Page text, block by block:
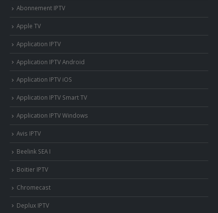
Abonnement IPTV
Apple TV
Application IPTV
Application IPTV Android
Application IPTV iOS
Application IPTV Smart TV
Application IPTV Windows
Avis IPTV
Beelink SEA I
Boitier IPTV
Chromecast
Deplux IPTV